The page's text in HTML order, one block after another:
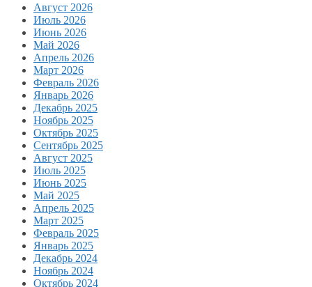
Август 2026
Июль 2026
Июнь 2026
Май 2026
Апрель 2026
Март 2026
Февраль 2026
Январь 2026
Декабрь 2025
Ноябрь 2025
Октябрь 2025
Сентябрь 2025
Август 2025
Июль 2025
Июнь 2025
Май 2025
Апрель 2025
Март 2025
Февраль 2025
Январь 2025
Декабрь 2024
Ноябрь 2024
Октябрь 2024